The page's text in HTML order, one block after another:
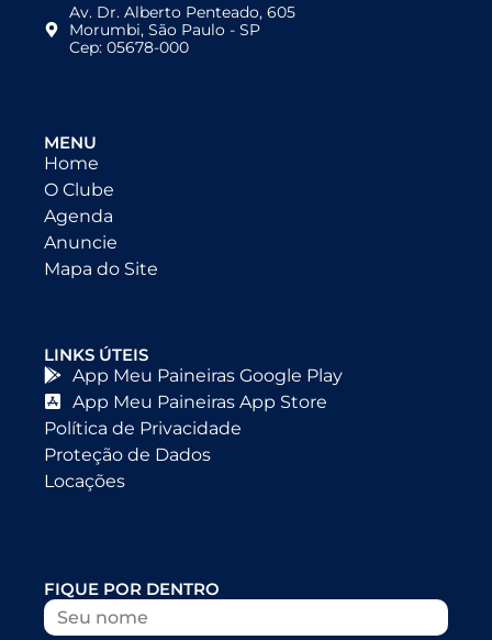
Av. Dr. Alberto Penteado, 605
Morumbi, São Paulo - SP
Cep: 05678-000
MENU
Home
O Clube
Agenda
Anuncie
Mapa do Site
LINKS ÚTEIS
App Meu Paineiras Google Play
App Meu Paineiras App Store
Política de Privacidade
Proteção de Dados
Locações
FIQUE POR DENTRO